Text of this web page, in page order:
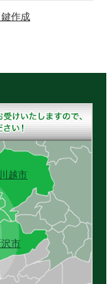
作成
市
川越市